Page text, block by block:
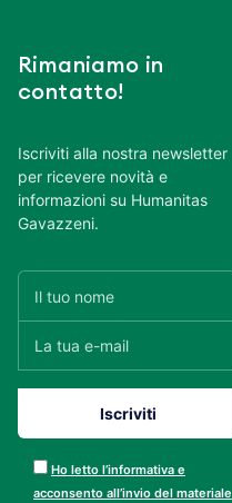
Rimaniamo in
contatto!
Iscriviti alla nostra newsletter
per ricevere novità e
informazioni su Humanitas
Gavazzeni.
Ho letto l’informativa e
acconsento all’invio del materiale